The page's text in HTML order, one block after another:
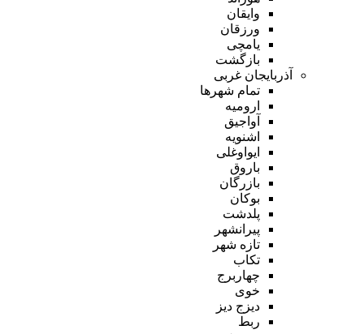
وایقان
ورزقان
یامچی
بازگشت
آذربایجان غربی
تمام شهر‌ها
ارومیه
آواجیق
اشنویه
ایواوغلی
باروق
بازرگان
بوکان
پلدشت
پیرانشهر
تازه شهر
تکاب
چهاربرج
خوی
دیزج دیز
ربط